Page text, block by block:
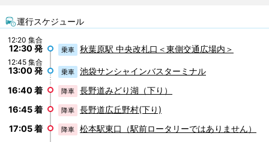
運行スケジュール
12:20 集合
12:30 発 乗車 秋葉原駅 中央改札口＜東側交通広場内＞
12:45 集合
13:00 発 乗車
池袋サンシャインバスターミナル
16:40 着
降車
長野道みどり湖（下り）
16:45 着
降車
長野道広丘野村(下り)
17:05 着
降車
松本駅東口（駅前ロータリーではありません）